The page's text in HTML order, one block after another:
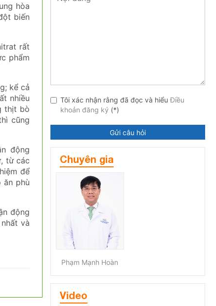
hòa
biến
rất
phẩm
kể cả
nhiều
thịt bò
cũng
động
từ các
để
ăn phù
động
và
Tôi xác nhận rằng đã đọc và hiểuĐiều
khoản đăng ký (*)
Gửi câu hỏi
Chuyên gia
Phạm Mạnh Hoàn
Video